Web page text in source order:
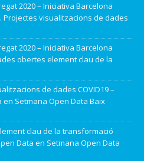
2020 – Iniciativa Barcelona
Projectes visualitzacions de dades
2020 – Iniciativa Barcelona
obertes element clau de la
de dades COVID19 –
en Setmana Open Data Baix
clau de la transformació
Data en Setmana Open Data